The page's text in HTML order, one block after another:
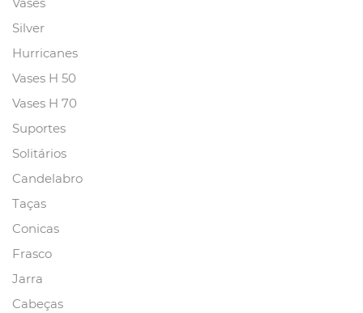
Silver
Hurricanes
Vases H 50
Vases H 70
Suportes
Solitários
Candelabro
Taças
Conicas
Frasco
Jarra
Cabeças